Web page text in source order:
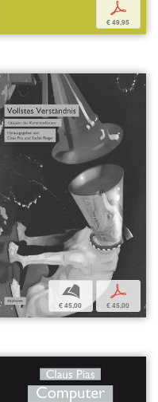
p
€ 49,95
b
€ 45,00
p
€ 45,00